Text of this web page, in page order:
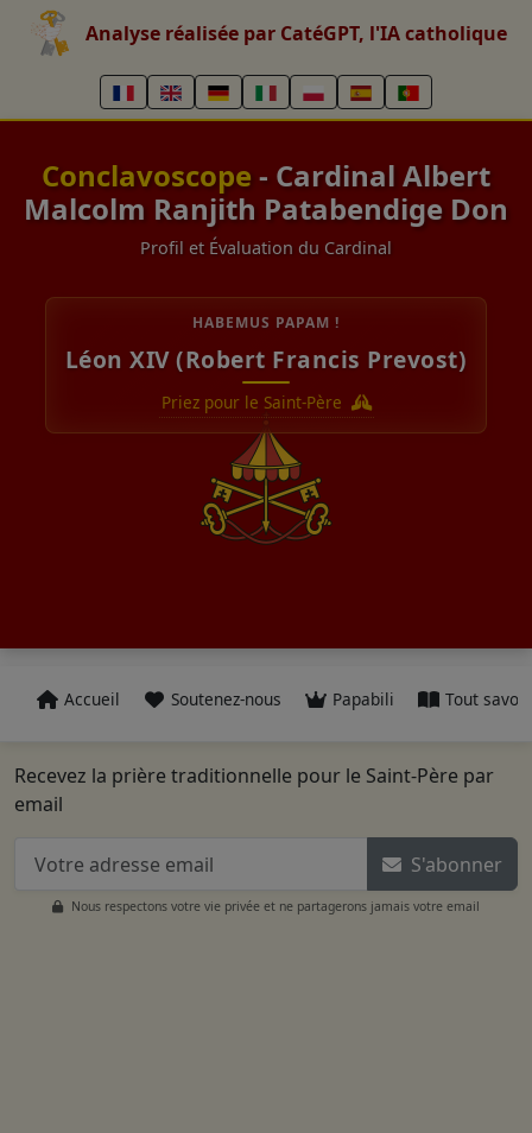
Analyse réalisée par CatéGPT, l'IA catholique
Conclavoscope - Cardinal Albert
Malcolm Ranjith Patabendige Don
Profil et Évaluation du Cardinal
HABEMUS PAPAM !
Léon XIV (Robert Francis Prevost)
Priez pour le Saint-Père
Accueil Soutenez-nous Papabili Tout savoir
Recevez la prière traditionnelle pour le Saint-Père par
email
S'abonner
Nous respectons votre vie privée et ne partagerons jamais votre email